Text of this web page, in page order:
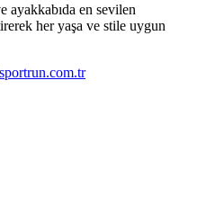
ayakkabıda en sevilen
her yaşa ve stile uygun